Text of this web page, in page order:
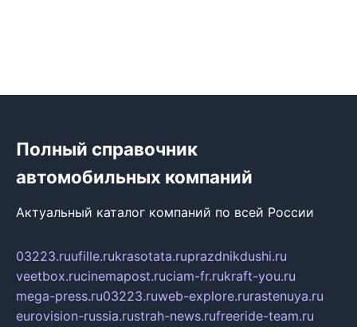
Полный справочник
автомобильных компаний
Актуальный каталог компаний по всей России
03223.ruufille.rukrasotata.ruprazdnikdushi.ru
veetbox.rucinemapost.ruciam-fr.rukraft-you.ru
mega-press.ru03223.ruweb-explore.rurastenuya.ru
eurovision-russia.rustrah-news.rufreeride-team.ru